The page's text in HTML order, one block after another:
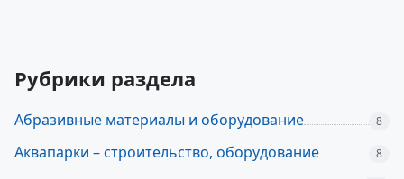
Рубрики раздела
Абразивные материалы и оборудование 8
Аквапарки – строительство, оборудование 8